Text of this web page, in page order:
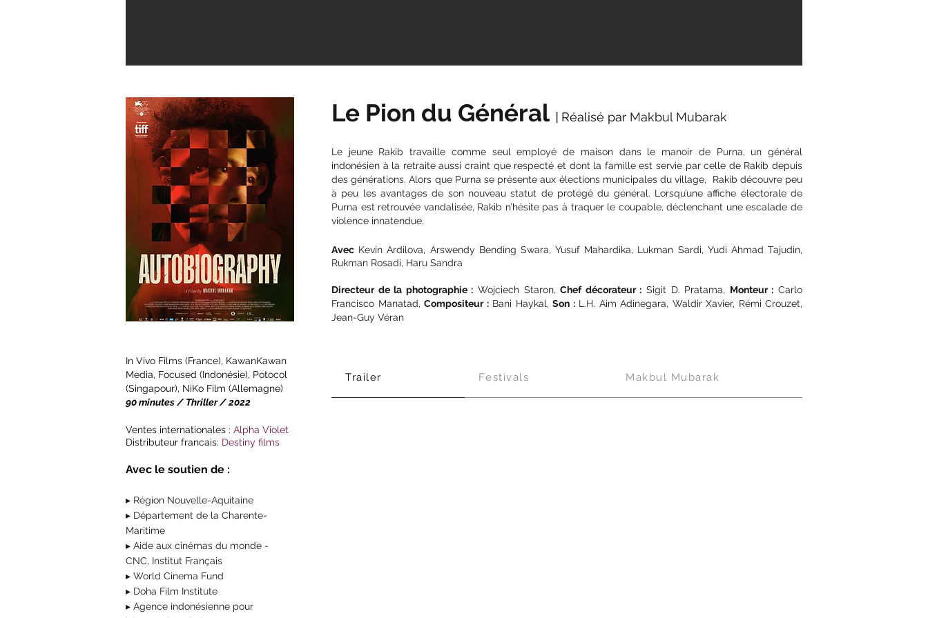
Le Pion du Général Réalisé par Makbul Mubarak
Le jeune Rakib travaille comme seul employé de maison dans le manoir de Purna, un général
indonésien à la retraite aussi craint que respecté et dont la famille est servie par celle de Rakib depuis
des générations. Alors que Purna se présente aux élections municipales du village, Rakib découvre peu
à peu les avantages de son nouveau statut de protégé du général. Lorsqu’une affiche électorale de
Purna est retrouvée vandalisée, Rakib n’hésite pas à traquer le coupable, déclenchant une escalade de
violence innatendue.
Avec Kevin Ardilova, Arswendy Bending Swara, Yusuf Mahardika, Lukman Sardi, Yudi Ahmad Tajudin,
Rukman Rosadi, Haru Sandra
Directeur de la photographie : Wojciech Staron,Chef décorateur : Sigit D. Pratama, Monteur : Carlo
Francisco Manatad, Compositeur :Bani Haykal, Son :L.H. Aim Adinegara, Waldir Xavier, Rémi Crouzet,
Jean-Guy Véran
In Vivo Films (France), KawanKawan
Media, Focused (Indonésie), Potocol
(Singapour), NiKo Film (Allemagne)
90 minutes / Thriller / 2022
Ventes internationales : Alpha Violet
Distributeur francais: Destiny films
Avec le soutien de :
▸ Région Nouvelle-Aquitaine
▸ Département de la Charente-
Maritime
▸ Aide aux cinémas du monde -
CNC, Institut Français
▸ World Cinema Fund
▸ Doha Film Institute
▸ Agence indonésienne pour
Trailer Festivals Makbul Mubarak